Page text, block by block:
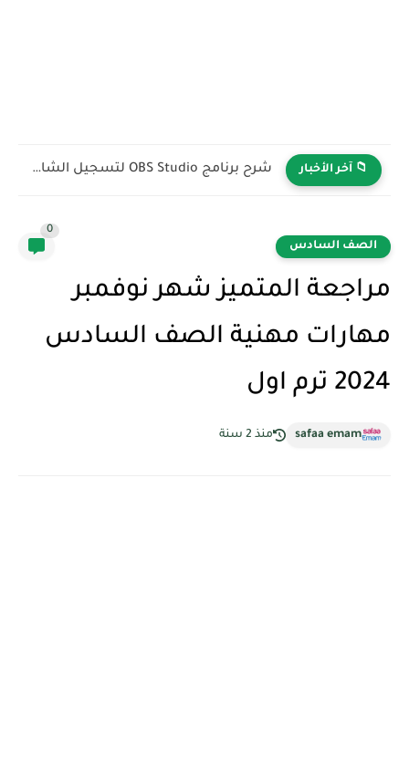
📁 آخر الأخبار ما الفرق بين الدومين والاستضافة؟ وهل يمكن شراء أحدهما بدون...
الصف السادس
0
مراجعة المتميز شهر نوفمبر
مهارات مهنية الصف السادس
2024 ترم اول
safaa emam منذ 2 سنة